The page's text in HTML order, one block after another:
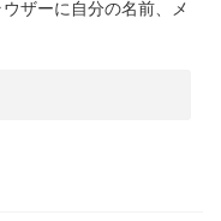
ザーに自分の名前、メ